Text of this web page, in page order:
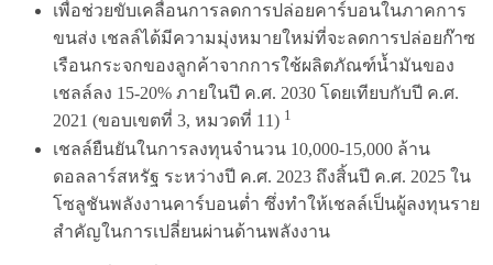
เพื่อช่วยขับเคลื่อนการลดการปล่อยคาร์บอนในภาคการ
ขนส่ง เชลล์ได้มีความมุ่งหมายใหม่ที่จะลดการปล่อยก๊าซ
เรือนกระจกของลูกค้าจากการใช้ผลิตภัณฑ์น้ำมันของ
เชลล์ลง 15-20% ภายในปี ค.ศ. 2030 โดยเทียบกับปี ค.ศ.
2021 (ขอบเขตที่ 3, หมวดที่ 11) 1
เชลล์ยืนยันในการลงทุนจำนวน 10,000-15,000 ล้าน
ดอลลาร์สหรัฐ ระหว่างปี ค.ศ. 2023 ถึงสิ้นปี ค.ศ. 2025 ใน
โซลูชันพลังงานคาร์บอนต่ำ ซึ่งทำให้เชลล์เป็นผู้ลงทุนราย
สำคัญในการเปลี่ยนผ่านด้านพลังงาน